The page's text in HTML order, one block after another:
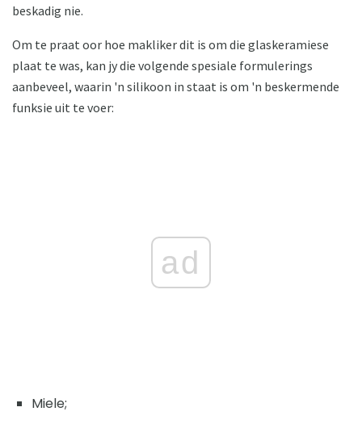
beskadig nie.
Om te praat oor hoe makliker dit is om die glaskeramiese
plaat te was, kan jy die volgende spesiale formulerings
aanbeveel, waarin 'n silikoon in staat is om 'n beskermende
funksie uit te voer:
ad
Miele;